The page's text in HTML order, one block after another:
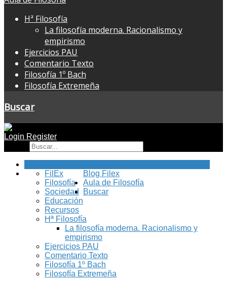
Hª Filosofía
La filosofía moderna. Racionalismo y
empirismo
Ejercicios PAU
Comentario Texto
Filosofía 1º Bach
Filosofía Extremeña
Buscar
Login Register
Blog Filex
FilEx
Filosofía
Sociedad
Educación
Recursos
Aula de Filosofía
Hª Filosofía
La filosofía moderna. Racionalismo y
empirismo
Ejercicios PAU
Comentario Texto
Filosofía 1º Bach
Filosofía Extremeña
Buscar